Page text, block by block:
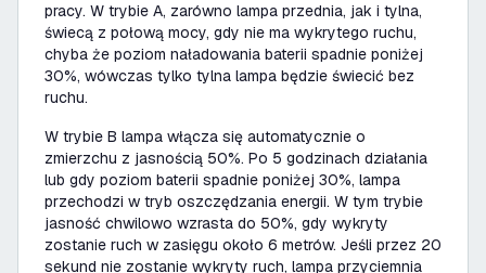
pracy. W trybie A, zarówno lampa przednia, jak i tylna,
świecą z połową mocy, gdy nie ma wykrytego ruchu,
chyba że poziom naładowania baterii spadnie poniżej
30%, wówczas tylko tylna lampa będzie świecić bez
ruchu.
W trybie B lampa włącza się automatycznie o
zmierzchu z jasnością 50%. Po 5 godzinach działania
lub gdy poziom baterii spadnie poniżej 30%, lampa
przechodzi w tryb oszczędzania energii. W tym trybie
jasność chwilowo wzrasta do 50%, gdy wykryty
zostanie ruch w zasięgu około 6 metrów. Jeśli przez 20
sekund nie zostanie wykryty ruch, lampa przyciemnia